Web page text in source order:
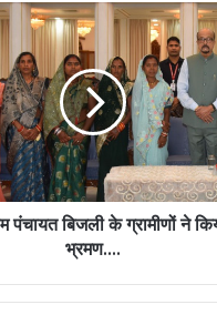
पंचायत बिजली के ग्रामीणों ने
भ्रमण….